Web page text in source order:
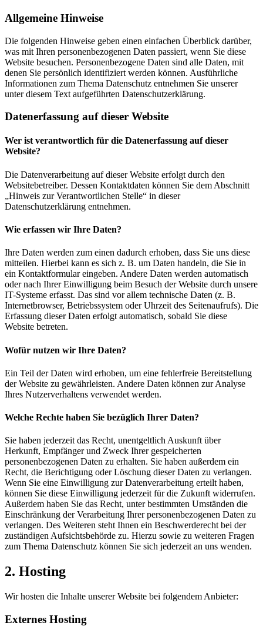
Allgemeine Hinweise
Die folgenden Hinweise geben einen einfachen Überblick darüber,
was mit Ihren personenbezogenen Daten passiert, wenn Sie diese
Website besuchen. Personenbezogene Daten sind alle Daten, mit
denen Sie persönlich identifiziert werden können. Ausführliche
Informationen zum Thema Datenschutz entnehmen Sie unserer
unter diesem Text aufgeführten Datenschutzerklärung.
Datenerfassung auf dieser Website
Wer ist verantwortlich für die Datenerfassung auf dieser
Website?
Die Datenverarbeitung auf dieser Website erfolgt durch den
Websitebetreiber. Dessen Kontaktdaten können Sie dem Abschnitt
„Hinweis zur Verantwortlichen Stelle“ in dieser
Datenschutzerklärung entnehmen.
Wie erfassen wir Ihre Daten?
Ihre Daten werden zum einen dadurch erhoben, dass Sie uns diese
mitteilen. Hierbei kann es sich z. B. um Daten handeln, die Sie in
ein Kontaktformular eingeben. Andere Daten werden automatisch
oder nach Ihrer Einwilligung beim Besuch der Website durch unsere
IT-Systeme erfasst. Das sind vor allem technische Daten (z. B.
Internetbrowser, Betriebssystem oder Uhrzeit des Seitenaufrufs). Die
Erfassung dieser Daten erfolgt automatisch, sobald Sie diese
Website betreten.
Wofür nutzen wir Ihre Daten?
Ein Teil der Daten wird erhoben, um eine fehlerfreie Bereitstellung
der Website zu gewährleisten. Andere Daten können zur Analyse
Ihres Nutzerverhaltens verwendet werden.
Welche Rechte haben Sie bezüglich Ihrer Daten?
Sie haben jederzeit das Recht, unentgeltlich Auskunft über
Herkunft, Empfänger und Zweck Ihrer gespeicherten
personenbezogenen Daten zu erhalten. Sie haben außerdem ein
Recht, die Berichtigung oder Löschung dieser Daten zu verlangen.
Wenn Sie eine Einwilligung zur Datenverarbeitung erteilt haben,
können Sie diese Einwilligung jederzeit für die Zukunft widerrufen.
Außerdem haben Sie das Recht, unter bestimmten Umständen die
Einschränkung der Verarbeitung Ihrer personenbezogenen Daten zu
verlangen. Des Weiteren steht Ihnen ein Beschwerderecht bei der
zuständigen Aufsichtsbehörde zu. Hierzu sowie zu weiteren Fragen
zum Thema Datenschutz können Sie sich jederzeit an uns wenden.
2. Hosting
Wir hosten die Inhalte unserer Website bei folgendem Anbieter:
Externes Hosting